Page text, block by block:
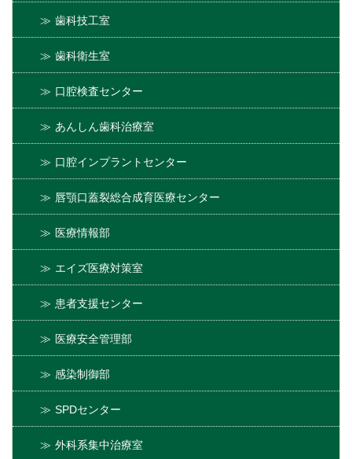
歯科技工室
歯科衛生室
口腔検査センター
あんしん歯科治療室
口腔インプラントセンター
唇顎口蓋裂総合成育医療センター
医療情報部
エイズ医療対策室
患者支援センター
医療安全管理部
感染制御部
SPDセンター
外科系集中治療室